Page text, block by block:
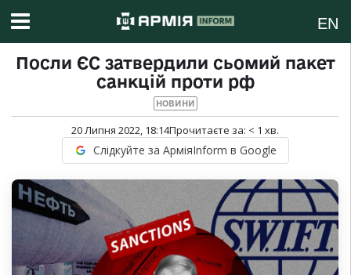
EN
Посли ЄС затвердили сьомий пакет
санкцій проти рф
НОВИНИ
20 Липня 2022, 18:14Прочитаєте за: < 1 хв.
Слідкуйте за АрміяInform в Google